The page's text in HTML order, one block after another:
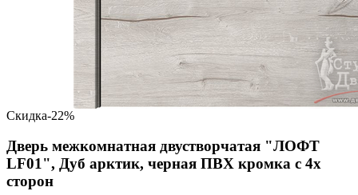
Скидка-22%
Дверь межкомнатная двустворчатая "ЛОФТ
LF01", Дуб арктик, черная ПВХ кромка с 4х
сторон